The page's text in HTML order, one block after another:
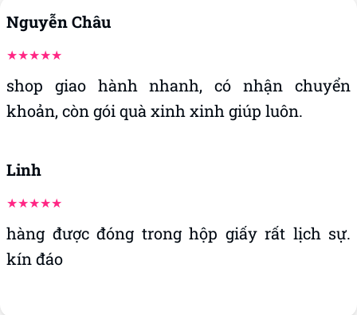
Nguyễn Châu
shop giao hành nhanh, có nhận chuyển
khoản, còn gói quà xinh xinh giúp luôn.
Linh
hàng được đóng trong hộp giấy rất lịch sự.
kín đáo